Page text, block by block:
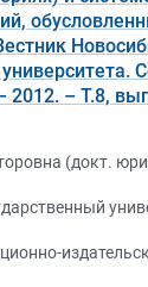
2012. – Т.8,
(докт.